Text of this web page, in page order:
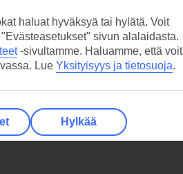
haluat hyväksyä tai hylätä. Voit
sivun alalaidasta.
-sivultamme. Haluamme, että voit
Lue Yksityisyys ja tietosuoja.
Hylkää